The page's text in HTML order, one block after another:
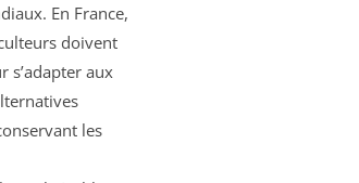
En France,
doivent
s’adapter aux
les